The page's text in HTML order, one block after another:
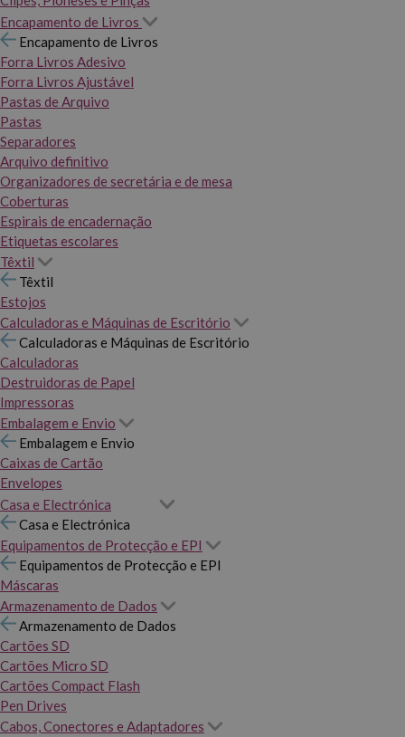
Encapamento de Livros
Encapamento de Livros
Forra Livros Adesivo
Forra Livros Ajustável
Pastas de Arquivo
Pastas
Separadores
Arquivo definitivo
Organizadores de secretária e de mesa
Coberturas
Espirais de encadernação
Etiquetas escolares
Têxtil
Têxtil
Estojos
Calculadoras e Máquinas de Escritório
Calculadoras e Máquinas de Escritório
Calculadoras
Destruidoras de Papel
Impressoras
Embalagem e Envio
Embalagem e Envio
Caixas de Cartão
Envelopes
Casa e Electrónica
Casa e Electrónica
Equipamentos de Protecção e EPI
Equipamentos de Protecção e EPI
Máscaras
Armazenamento de Dados
Armazenamento de Dados
Cartões SD
Cartões Micro SD
Cartões Compact Flash
Pen Drives
Cabos, Conectores e Adaptadores